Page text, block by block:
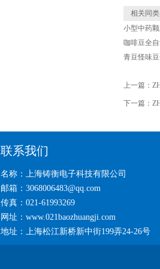
相关同类
小型中药
咖啡豆全
青豆怪味
上一篇：
下一篇：
联系我们
名称：上海铸衡电子科技有限公司
邮箱：3068006483@qq.com
传真：021-61993269
网址：www.021baozhuangji.com
地址：上海松江新桥新中街199弄24-26号